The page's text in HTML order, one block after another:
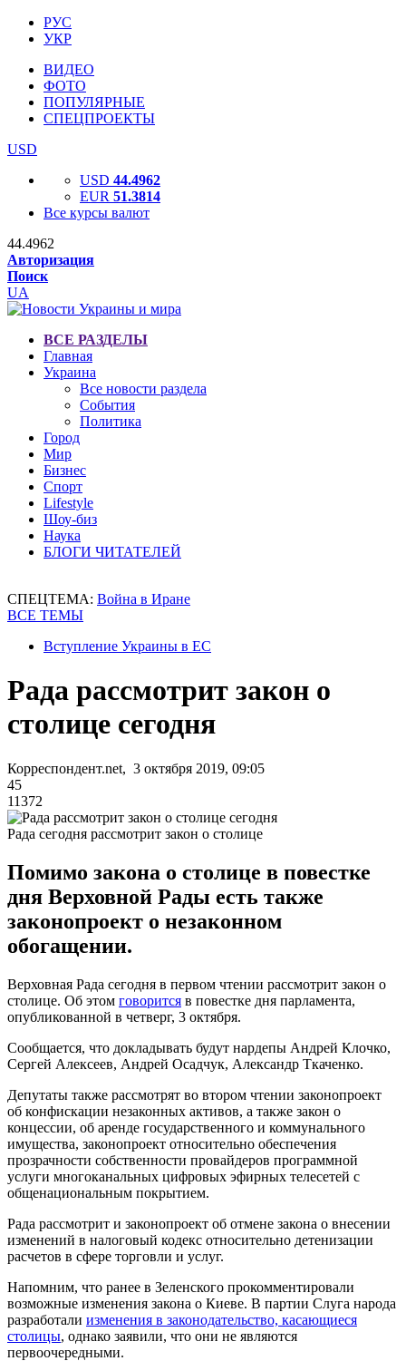
РУС
УКР
ВИДЕО
ФОТО
ПОПУЛЯРНЫЕ
СПЕЦПРОЕКТЫ
USD
USD 44.4962
EUR 51.3814
Все курсы валют
44.4962
Авторизация
Поиск
UA
ВСЕ РАЗДЕЛЫ
Главная
Украина
Все новости раздела
События
Политика
Город
Мир
Бизнес
Спорт
Lifestyle
Шоу-биз
Наука
БЛОГИ ЧИТАТЕЛЕЙ
СПЕЦТЕМА: Война в Иране
ВСЕ ТЕМЫ
Вступление Украины в ЕС
Рада рассмотрит закон о
столице сегодня
Корреспондент.net, 3 октября 2019, 09:05
45
11372
Рада сегодня рассмотрит закон о столице
Помимо закона о столице в повестке
дня Верховной Рады есть также
законопроект о незаконном
обогащении.
Верховная Рада сегодня в первом чтении рассмотрит закон о
столице. Об этом говорится в повестке дня парламента,
опубликованной в четверг, 3 октября.
Сообщается, что докладывать будут нардепы Андрей Клочко,
Сергей Алексеев, Андрей Осадчук, Александр Ткаченко.
Депутаты также рассмотрят во втором чтении законопроект
об конфискации незаконных активов, а также закон о
концессии, об аренде государственного и коммунального
имущества, законопроект относительно обеспечения
прозрачности собственности провайдеров программной
услуги многоканальных цифровых эфирных телесетей с
общенациональным покрытием.
Рада рассмотрит и законопроект об отмене закона о внесении
изменений в налоговый кодекс относительно детенизации
расчетов в сфере торговли и услуг.
Напомним, что ранее в Зеленского прокомментировали
возможные изменения закона о Киеве. В партии Слуга народа
разработали изменения в законодательство, касающиеся
столицы, однако заявили, что они не являются
первоочередными.